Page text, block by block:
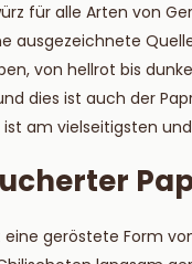
für alle Arten von
ausgezeichnete
von hellrot bis
dies ist auch der
am vielseitigsten
geröstete Form